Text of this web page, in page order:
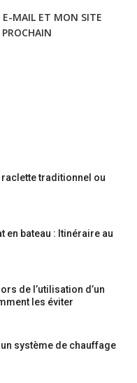
MAIL ET MON SITE
traditionnel ou
en bateau : Itinéraire au
de l’utilisation d’un
les éviter
système de chauffage